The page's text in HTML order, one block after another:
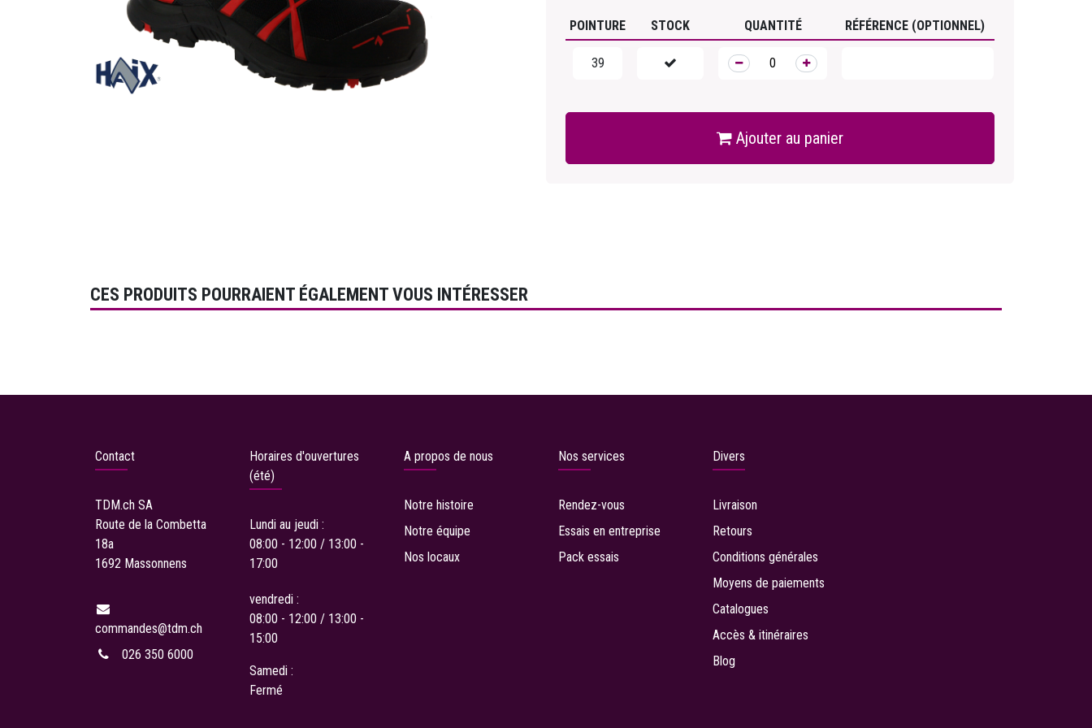
POINTURE STOCK QUANTITÉ RÉFÉRENCE (OPTIONNEL)
39
Ajouter au panier
CES PRODUITS POURRAIENT ÉGALEMENT VOUS INTÉRESSER
Contact
TDM.ch SA
Route de la Combetta
18a
1692 Massonnens
commandes@tdm.ch
026 350 6000
Horaires d'ouvertures
(été)
Lundi au jeudi :
08:00 - 12:00 / 13:00 -
17:00
vendredi :
08:00 - 12:00 / 13:00 -
15:00
Samedi :
Fermé
A propos de nous
Notre histoire
Notre équipe
Nos locaux
Nos services
Rendez-vous
Essais en entreprise
Pack essais
Divers
Livraison
Retours
Conditions générales
Moyens de paiements
Catalogues
Accès & itinéraires
Blog